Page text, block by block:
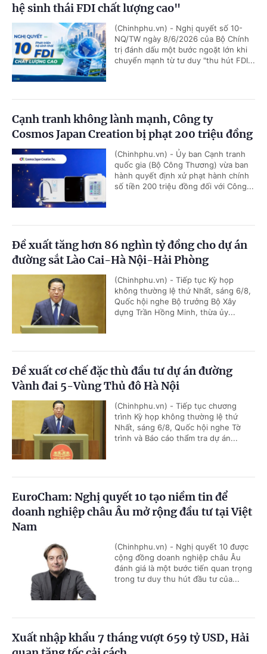
hệ sinh thái FDI chất lượng cao"
(Chinhphu.vn) - Nghị quyết số 10-
NQ/TW ngày 8/6/2026 của Bộ Chính
trị đánh dấu một bước ngoặt lớn khi
chuyển mạnh từ tư duy "thu hút FDI...
Cạnh tranh không lành mạnh, Công ty
Cosmos Japan Creation bị phạt 200 triệu đồng
(Chinhphu.vn) - Ủy ban Cạnh tranh
quốc gia (Bộ Công Thương) vừa ban
hành quyết định xử phạt hành chính
số tiền 200 triệu đồng đối với Công...
Đề xuất tăng hơn 86 nghìn tỷ đồng cho dự án
đường sắt Lào Cai-Hà Nội-Hải Phòng
(Chinhphu.vn) - Tiếp tục Kỳ họp
không thường lệ thứ Nhất, sáng 6/8,
Quốc hội nghe Bộ trưởng Bộ Xây
dựng Trần Hồng Minh, thừa ủy...
Đề xuất cơ chế đặc thù đầu tư dự án đường
Vành đai 5-Vùng Thủ đô Hà Nội
(Chinhphu.vn) - Tiếp tục chương
trình Kỳ họp không thường lệ thứ
Nhất, sáng 6/8, Quốc hội nghe Tờ
trình và Báo cáo thẩm tra dự án...
EuroCham: Nghị quyết 10 tạo niềm tin để
doanh nghiệp châu Âu mở rộng đầu tư tại Việt
Nam
(Chinhphu.vn) - Nghị quyết 10 được
cộng đồng doanh nghiệp châu Âu
đánh giá là một bước tiến quan trọng
trong tư duy thu hút đầu tư của...
Xuất nhập khẩu 7 tháng vượt 659 tỷ USD, Hải